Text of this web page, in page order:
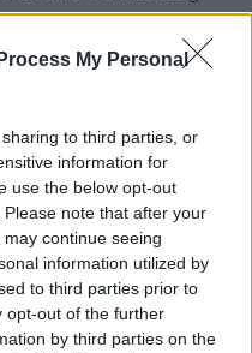
My Personal
to third parties, or
information for
use the below opt-out
note that after your
continue seeing
information utilized by
to third parties prior to
opt-out of the further
by third parties on the
lányokat 14. rész